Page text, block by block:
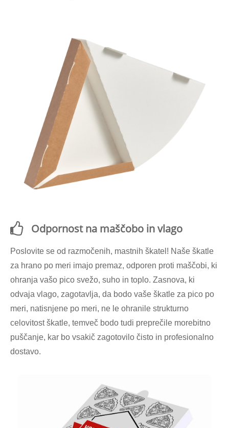
Odpornost na maščobo in vlago
Poslovite se od razmočenih, mastnih škatel! Naše škatle
za hrano po meri imajo premaz, odporen proti maščobi, ki
ohranja vašo pico svežo, suho in toplo. Zasnova, ki
odvaja vlago, zagotavlja, da bodo vaše škatle za pico po
meri, natisnjene po meri, ne le ohranile strukturno
celovitost škatle, temveč bodo tudi preprečile morebitno
puščanje, kar bo vsakič zagotovilo čisto in profesionalno
dostavo.